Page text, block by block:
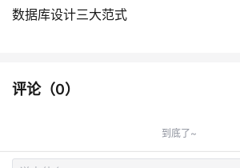
数据库设计三大范式
评论（0）
到底了~